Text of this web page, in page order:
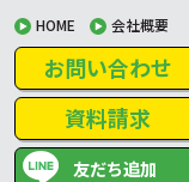
HOME 会社概要
お問い合わせ
資料請求
友だち追加